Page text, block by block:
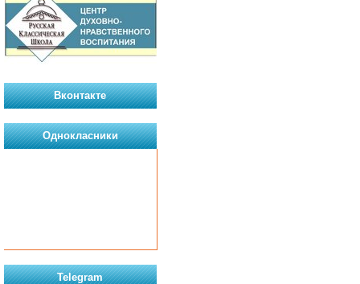
Вконтакте
Однокласники
Telegram